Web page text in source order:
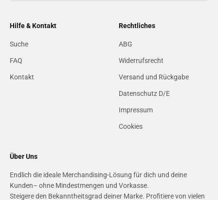
Hilfe & Kontakt
Suche
FAQ
Kontakt
Rechtliches
ABG
Widerrufsrecht
Versand und Rückgabe
Datenschutz D/E
Impressum
Cookies
Über Uns
Endlich die ideale Merchandising-Lösung für dich und deine
Kunden– ohne Mindestmengen und Vorkasse.
Steigere den Bekanntheitsgrad deiner Marke. Profitiere von vielen